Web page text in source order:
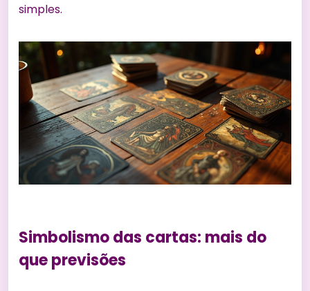
simples.
Simbolismo das cartas: mais do
que previsões